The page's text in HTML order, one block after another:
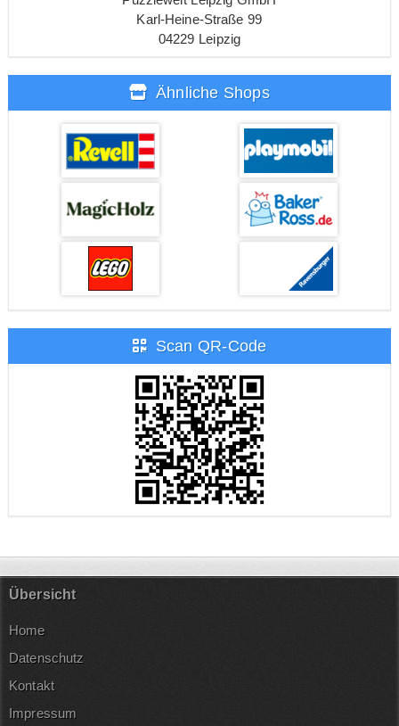
Karl-Heine-Straße 99
04229 Leipzig
Ähnliche Shops
Scan QR-Code
Übersicht
Home
Datenschutz
Kontakt
Impressum